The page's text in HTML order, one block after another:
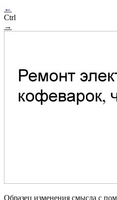
←
Ctrl
→
Образец изменения смысла с